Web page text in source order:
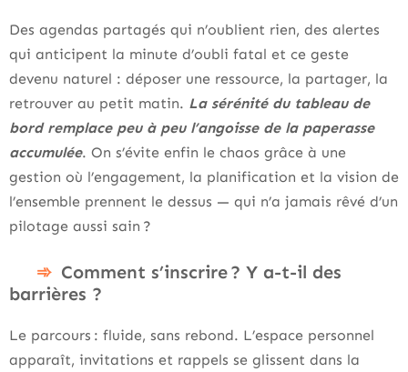
Des agendas partagés qui n’oublient rien, des alertes
qui anticipent la minute d’oubli fatal et ce geste
devenu naturel : déposer une ressource, la partager, la
retrouver au petit matin. La sérénité du tableau de
bord remplace peu à peu l’angoisse de la paperasse
accumulée. On s’évite enfin le chaos grâce à une
gestion où l’engagement, la planification et la vision de
l’ensemble prennent le dessus — qui n’a jamais rêvé d’un
pilotage aussi sain ?
Comment s’inscrire ? Y a-t-il des
barrières ?
Le parcours : fluide, sans rebond. L’espace personnel
apparaît, invitations et rappels se glissent dans la